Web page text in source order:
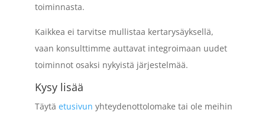
toiminnasta.
Kaikkea ei tarvitse mullistaa kertarysäyksellä,
vaan konsulttimme auttavat integroimaan uudet
toiminnot osaksi nykyistä järjestelmää.
Kysy lisää
Täytä etusivun yhteydenottolomake tai ole meihin